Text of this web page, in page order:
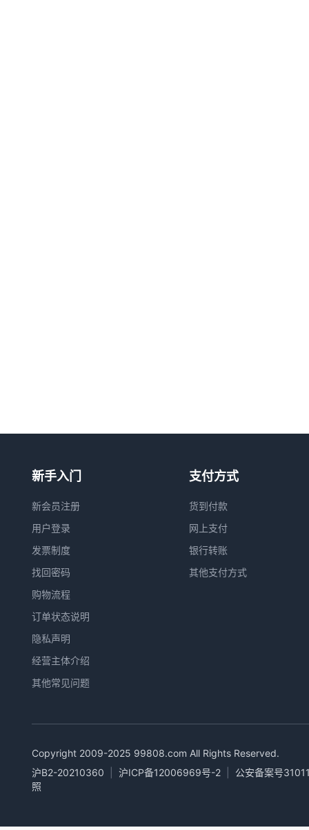
新手入门
新会员注册
用户登录
发票制度
找回密码
购物流程
订单状态说明
隐私声明
经营主体介绍
其他常见问题
支付方式
货到付款
网上支付
银行转账
其他支付方式
Copyright 2009-2025 99808.com All Rights Reserved.
沪B2-20210360
沪ICP备12006969号-2
公安备案号
照